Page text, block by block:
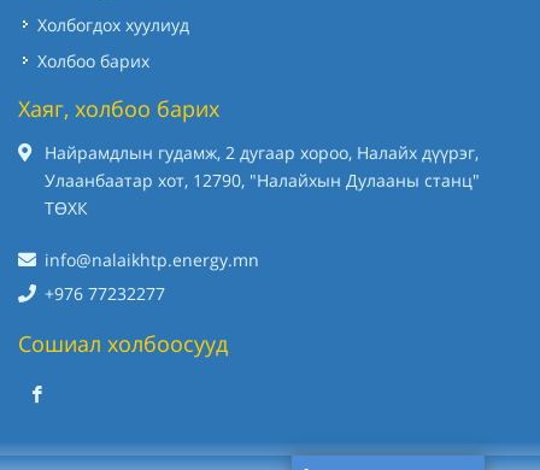
Холбогдох хуулиуд
Холбоо барих
Хаяг, холбоо барих
Найрамдлын гудамж, 2 дугаар хороо, Налайх дүүрэг,
Улаанбаатар хот, 12790, "Налайхын Дулааны станц"
ТӨХК
info@nalaikhtp.energy.mn
+976 77232277
Сошиал холбоосууд